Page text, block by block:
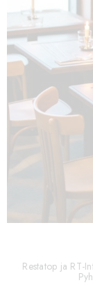
Restatop ja RT-